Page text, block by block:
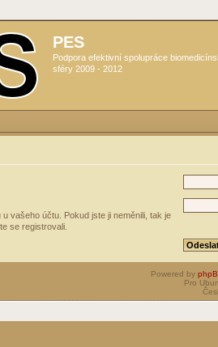
PES
Podpora efektivní spolupráce
sféry 2009 - 2012
vašeho účtu. Pokud jste ji neměnili, tak je
se registrovali.
Powered by
Pro